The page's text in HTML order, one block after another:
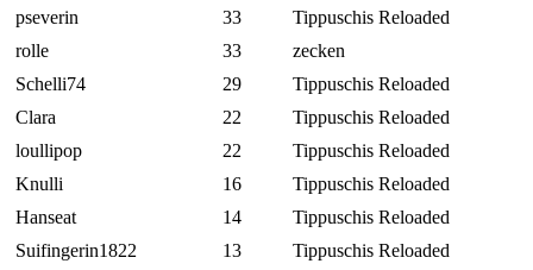
pseverin
33
Tippuschis Reloaded
rolle
33
zecken
Schelli74
29
Tippuschis Reloaded
Clara
22
Tippuschis Reloaded
loullipop
22
Tippuschis Reloaded
Knulli
16
Tippuschis Reloaded
Hanseat
14
Tippuschis Reloaded
Suifingerin1822
13
Tippuschis Reloaded